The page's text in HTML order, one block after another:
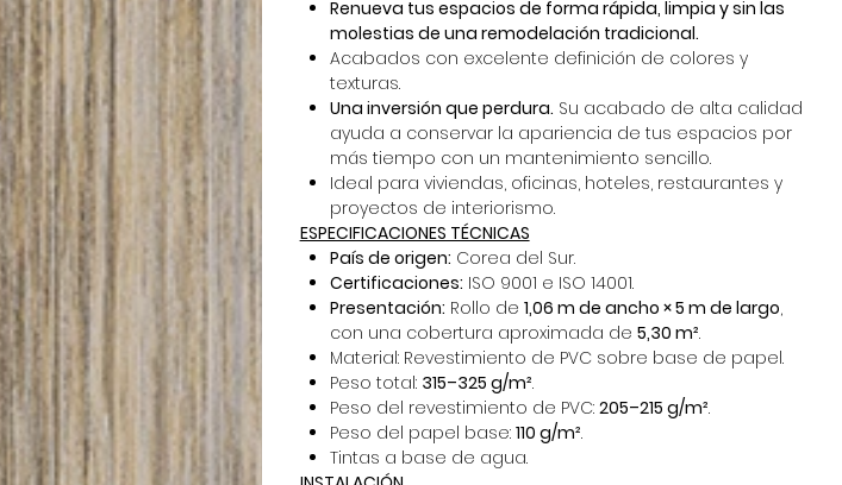
Renueva tus espacios de forma rápida, limpia y sin las
molestias de una remodelación tradicional.
Acabados con excelente definición de colores y
texturas.
Una inversión que perdura. Su acabado de alta calidad
ayuda a conservar la apariencia de tus espacios por
más tiempo con un mantenimiento sencillo.
Ideal para viviendas, oficinas, hoteles, restaurantes y
proyectos de interiorismo.
ESPECIFICACIONES TÉCNICAS
País de origen: Corea del Sur.
Certificaciones: ISO 9001 e ISO 14001.
Presentación: Rollo de 1,06 m de ancho × 5 m de largo,
con una cobertura aproximada de 5,30 m².
Material: Revestimiento de PVC sobre base de papel.
Peso total: 315–325 g/m².
Peso del revestimiento de PVC: 205–215 g/m².
Peso del papel base: 110 g/m².
Tintas a base de agua.